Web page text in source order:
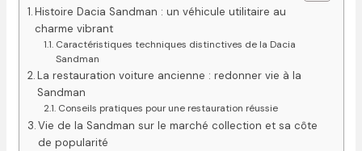
Histoire Dacia Sandman : un véhicule utilitaire au
charme vibrant
Caractéristiques techniques distinctives de la Dacia
Sandman
La restauration voiture ancienne : redonner vie à la
Sandman
Conseils pratiques pour une restauration réussie
Vie de la Sandman sur le marché collection et sa côte
de popularité